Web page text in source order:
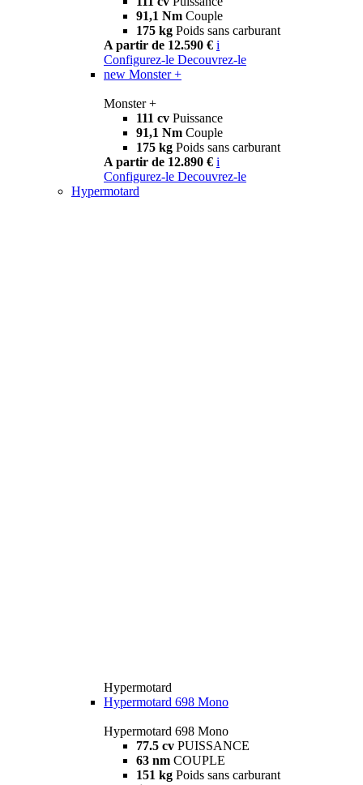
91,1 Nm Couple
175 kg Poids sans carburant
A partir de 12.590 € i
Configurez-le Decouvrez-le
new Monster +
Monster +
111 cv Puissance
91,1 Nm Couple
175 kg Poids sans carburant
A partir de 12.890 € i
Configurez-le Decouvrez-le
Hypermotard
Hypermotard
Hypermotard 698 Mono
Hypermotard 698 Mono
77.5 cv PUISSANCE
63 nm COUPLE
151 kg Poids sans carburant